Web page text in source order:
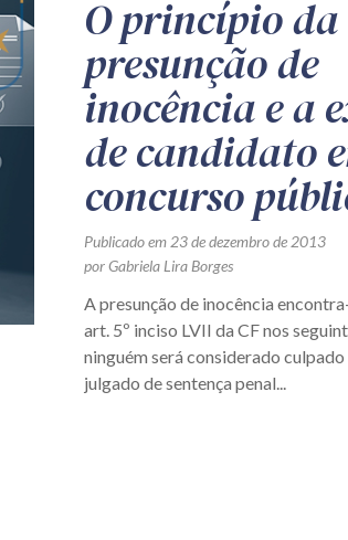
O princípio da
presunção de
inocência e a
de candidato
concurso
Publicado em 23 de dezembro de 2013
por Gabriela Lira Borges
A presunção de inocência
art. 5º inciso LVII da CF nos
ninguém será considerado
julgado de sentença penal...